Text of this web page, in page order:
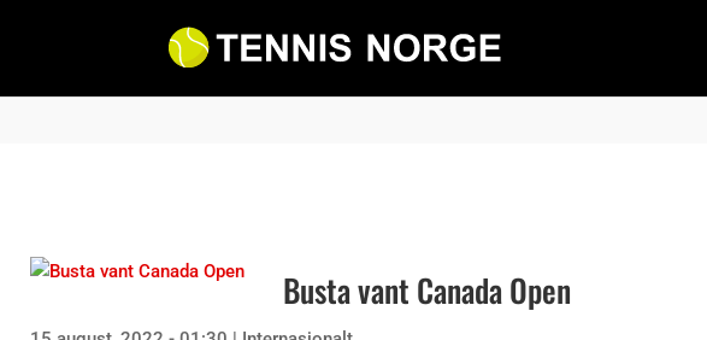
Busta vant Canada Open